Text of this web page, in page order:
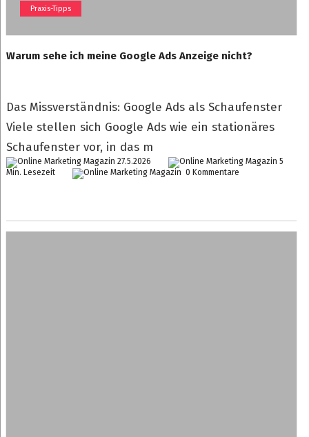
Praxis-Tipps
Warum sehe ich meine Google Ads Anzeige nicht?
Das Missverständnis: Google Ads als Schaufenster
Viele stellen sich Google Ads wie ein stationäres
Schaufenster vor, in das m
27.5.2026
5
Min. Lesezeit
0 Kommentare